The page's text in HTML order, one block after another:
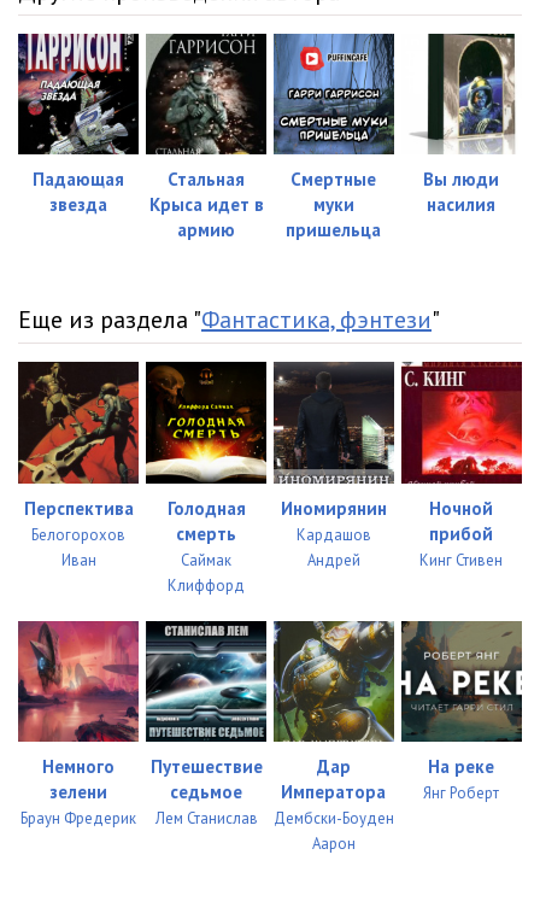
026 15:29
027 12:02
028 13:39
029 08:57
030 09:33
Падающая
звезда
Стальная
Крыса идет в
армию
Смертные
муки
пришельца
Вы люди
насилия
Еще из раздела "Фантастика, фэнтези"
Перспектива
Белогорохов
Иван
Голодная
смерть
Саймак
Клиффорд
Иномирянин
Кардашов
Андрей
Ночной
прибой
Кинг Стивен
Немного
зелени
Браун Фредерик
Путешествие
седьмое
Лем Станислав
Дар
Императора
Дембски-Боуден
Аарон
На реке
Янг Роберт